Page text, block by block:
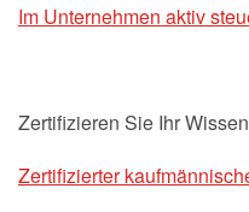
Im Unternehmen aktiv
Zertifizieren Sie Ihr
Zertifizierter